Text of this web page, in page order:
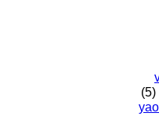
(5)